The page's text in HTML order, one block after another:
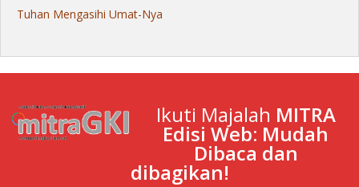
Tuhan Mengasihi Umat-Nya
Ikuti Majalah MITRA
Edisi Web: Mudah
Dibaca dan
dibagikan!